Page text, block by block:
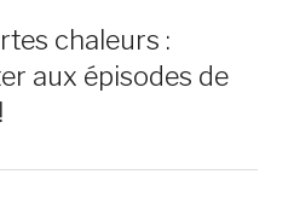
chaleurs :
aux épisodes de